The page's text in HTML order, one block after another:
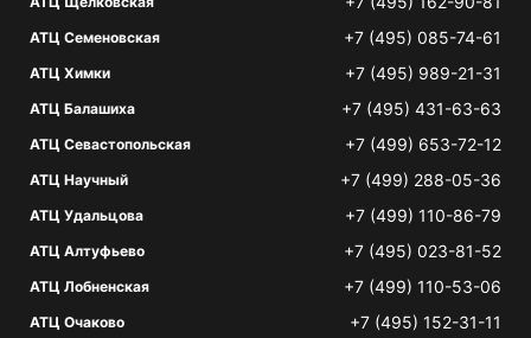
АТЦ Семеновская +7 (495) 085-74-61
АТЦ Химки +7 (495) 989-21-31
АТЦ Балашиха +7 (495) 431-63-63
АТЦ Севастопольская +7 (499) 653-72-12
АТЦ Научный +7 (499) 288-05-36
АТЦ Удальцова +7 (499) 110-86-79
АТЦ Алтуфьево +7 (495) 023-81-52
АТЦ Лобненская +7 (499) 110-53-06
АТЦ Очаково +7 (495) 152-31-11